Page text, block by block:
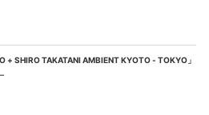
+ SHIRO TAKATANI AMBIENT KYOTO - TOKYO」